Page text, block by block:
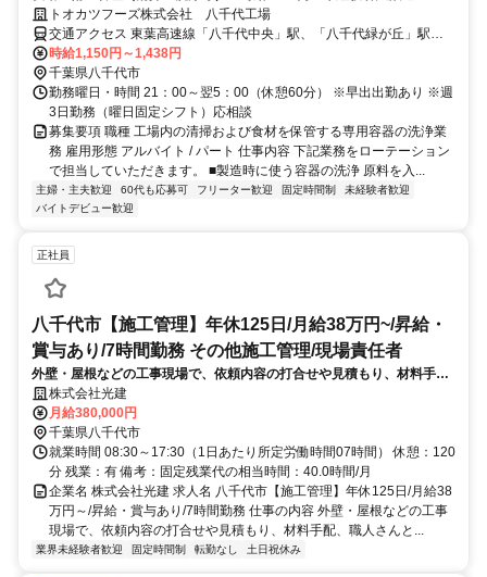
トオカツフーズ株式会社 八千代工場
交通アクセス 東葉高速線「八千代中央」駅、「八千代緑が丘」駅よ
り送迎バス10分 京成本線「八千代台」駅より送迎バス15分
時給1,150円～1,438円
千葉県八千代市
勤務曜日・時間 21：00～翌5：00（休憩60分） ※早出出勤あり ※週
3日勤務（曜日固定シフト）応相談
募集要項 職種 工場内の清掃および食材を保管する専用容器の洗浄業
務 雇用形態 アルバイト / パート 仕事内容 下記業務をローテーション
で担当していただきます。 ■製造時に使う容器の洗浄 原料を入...
主婦・主夫歓迎 60代も応募可 フリーター歓迎 固定時間制
未経験者歓迎
バイトデビュー歓迎
正社員
八千代市【施工管理】年休125日/月給38万円~/昇給・
賞与あり/7時間勤務 その他施工管理/現場責任者
外壁・屋根などの工事現場で、依頼内容の打合せや見積もり、材料手
配、職人さんとの連携を行い、工事が円滑に進むよう管理していただき
ます。
株式会社光建
月給380,000円
千葉県八千代市
就業時間 08:30～17:30（1日あたり所定労働時間07時間） 休憩：120
分 残業：有 備考：固定残業代の相当時間：40.0時間/月
企業名 株式会社光建 求人名 八千代市【施工管理】年休125日/月給38
万円～/昇給・賞与あり/7時間勤務 仕事の内容 外壁・屋根などの工事
現場で、依頼内容の打合せや見積もり、材料手配、職人さんと...
業界未経験者歓迎 固定時間制 転勤なし 土日祝休み